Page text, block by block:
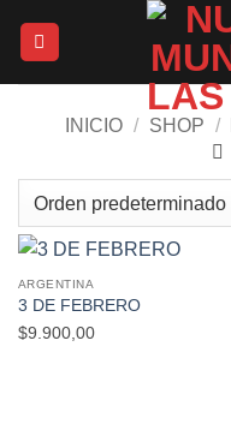
INICIO / SHOP /
ARGENTINA
3 DE FEBRERO
$9.900,00